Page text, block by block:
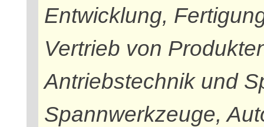
Entwicklung,
Vertrieb von
Antriebstechnik und
Spannwerkzeuge,